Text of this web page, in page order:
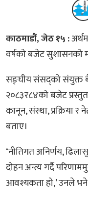
काठमाडौं, जेठ १५ :
वर्षको बजेट सुशासनको
सङ्घीय संसद्को संयुक्त
२०८३र८४को बजेट
कानून, संस्था, प्रक्रिया
बताए।
‘नीतिगत अनिर्णय,
दोहन अन्त्य गर्दै
आवश्यकता हो,’ उनले